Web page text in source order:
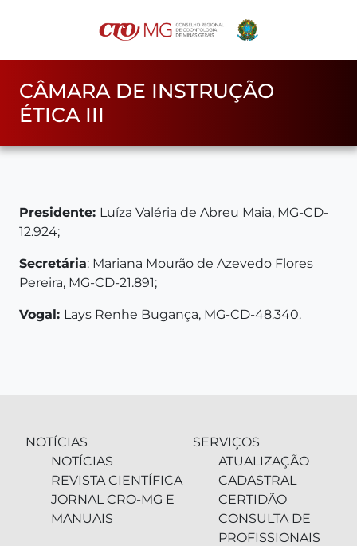
CÂMARA DE INSTRUÇÃO
ÉTICA III
Presidente: Luíza Valéria de Abreu Maia, MG-CD-
12.924;
Secretária: Mariana Mourão de Azevedo Flores
Pereira, MG-CD-21.891;
Vogal: Lays Renhe Bugança, MG-CD-48.340.
NOTÍCIAS
NOTÍCIAS
REVISTA CIENTÍFICA
JORNAL CRO-MG E
MANUAIS
SERVIÇOS
ATUALIZAÇÃO
CADASTRAL
CERTIDÃO
CONSULTA DE
PROFISSIONAIS